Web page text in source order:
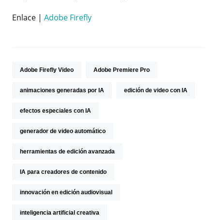
Enlace | Adobe Firefly
Adobe Firefly Video Adobe Premiere Pro
animaciones generadas por IA edición de video con IA
efectos especiales con IA
generador de video automático
herramientas de edición avanzada
IA para creadores de contenido
innovación en edición audiovisual
inteligencia artificial creativa